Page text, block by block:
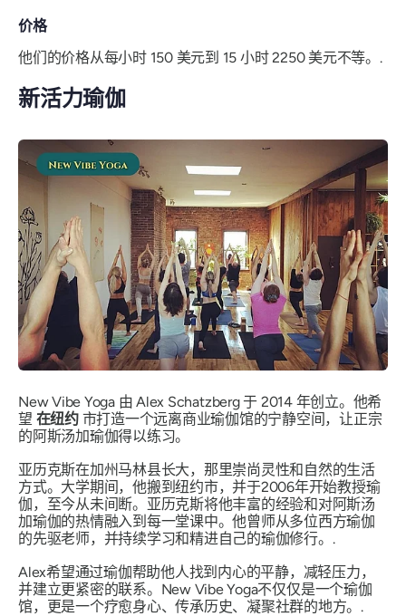
价格
他们的价格从每小时 150 美元到 15 小时 2250 美元不等。.
新活力瑜伽
New Vibe Yoga 由 Alex Schatzberg 于 2014 年创立。他希
望 在纽约市打造一个远离商业瑜伽馆的宁静空间，让正宗
的阿斯汤加瑜伽得以练习。
亚历克斯在加州马林县长大，那里崇尚灵性和自然的生活
方式。大学期间，他搬到纽约市，并于2006年开始教授瑜
伽，至今从未间断。亚历克斯将他丰富的经验和对阿斯汤
加瑜伽的热情融入到每一堂课中。他曾师从多位西方瑜伽
的先驱老师，并持续学习和精进自己的瑜伽修行。.
Alex希望通过瑜伽帮助他人找到内心的平静，减轻压力，
并建立更紧密的联系。New Vibe Yoga不仅仅是一个瑜伽
馆，更是一个疗愈身心、传承历史、凝聚社群的地方。.